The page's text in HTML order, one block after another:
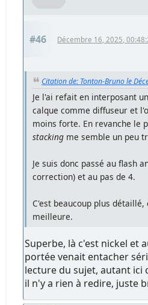
#46 Décembre 16, 2025,
Citation de: Tonton-Bruno le
Je l'ai refait en interposant
calque comme diffuseur et
moins forte. En revanche le
stacking me semble un peu
Je suis donc passé au flash
correction) et au pas de 4.
C'est beaucoup plus
meilleure.
Superbe, là c'est nickel et
portée venait entacher
lecture du sujet, autant ici
il n'y a rien à redire, juste